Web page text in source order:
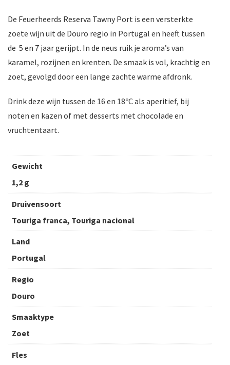
De Feuerheerds Reserva Tawny Port is een versterkte
zoete wijn uit de Douro regio in Portugal en heeft tussen
de 5 en 7 jaar gerijpt. In de neus ruik je aroma’s van
karamel, rozijnen en krenten. De smaak is vol, krachtig en
zoet, gevolgd door een lange zachte warme afdronk.
Drink deze wijn tussen de 16 en 18ºC als aperitief, bij
noten en kazen of met desserts met chocolade en
vruchtentaart.
Gewicht
1,2 g
Druivensoort
Touriga franca, Touriga nacional
Land
Portugal
Regio
Douro
Smaaktype
Zoet
Fles